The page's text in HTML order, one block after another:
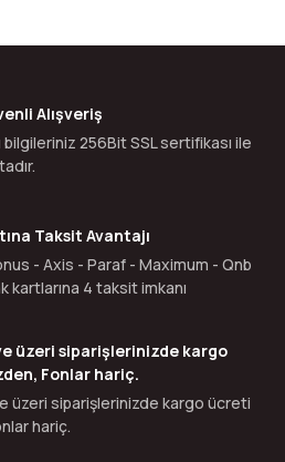
Alışveriş
bilgileriniz 256Bit SSL sertifikası ile
Taksit Avantajı
- Axis - Paraf - Maximum - Qnb
kartlarına 4 taksit imkanı
üzeri siparişlerinizde kargo
Fonlar hariç.
üzeri siparişlerinizde kargo ücreti
hariç.